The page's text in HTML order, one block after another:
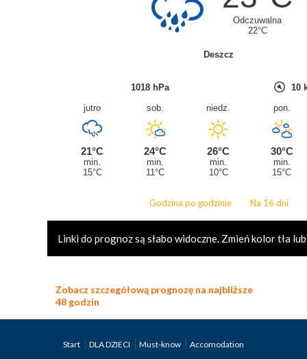
Godzina po godzinie Na 16 dni
Linki do prognoz są słabo widoczne. Zmień kolor tła
Zobacz szczegółową prognozę na najbliższe
48 godzin
Start DLA DZIECI Must-know
Accomodation